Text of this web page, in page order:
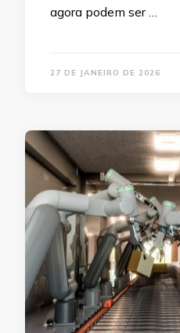
agora podem ser …
27 DE JANEIRO DE 2026